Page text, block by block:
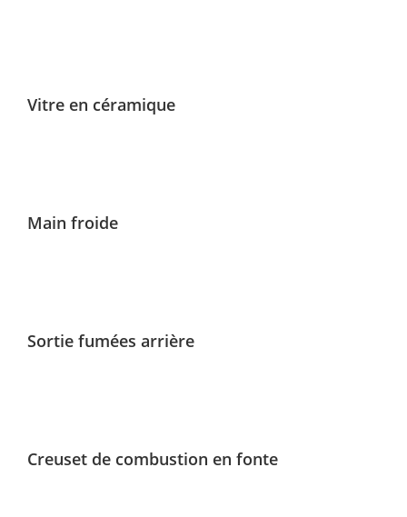
Vitre en céramique
Main froide
Sortie fumées arrière
Creuset de combustion en fonte